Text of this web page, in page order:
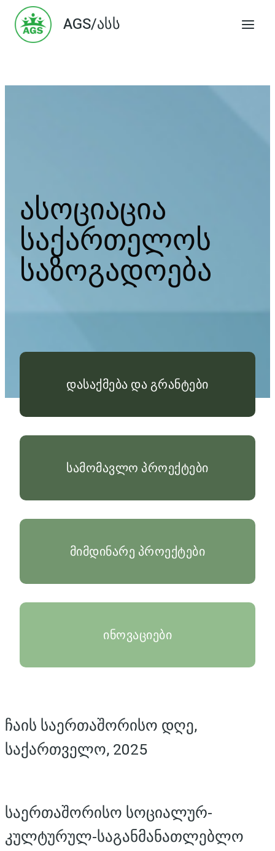
Skip
content
AGS/ასს
ასოციაცია
საქართელოს
საზოგადოება
დასაქმება და გრანტები
სამომავლო პროექტები
მიმდინარე პროექტები
ინოვაციები
ჩაის საერთაშორისო დღე,
საქართველო, 2025
საერთაშორისო სოციალურ-
კულტურულ-საგანმანათლებლო